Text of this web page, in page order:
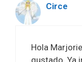
Circe
Hola